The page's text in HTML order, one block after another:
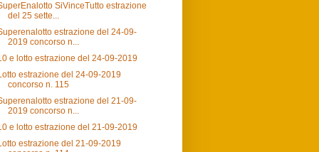
SiVinceTutto estrazione
del 25 sette...
estrazione del 24-09-
2019 concorso n...
e lotto estrazione del 24-09-2019
estrazione del 24-09-2019
concorso n. 115
estrazione del 21-09-
2019 concorso n...
e lotto estrazione del 21-09-2019
estrazione del 21-09-2019